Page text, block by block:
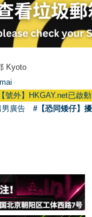
Kyoto
外】HKGAY.net已啟動
男廣告 #【恐同矮仔】